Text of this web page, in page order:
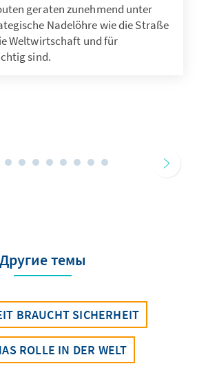
geraten zunehmend unter
Nadelöhre wie die Straße
Weltwirtschaft und für
sind.
Другие темы
BRAUCHT SICHERHEIT
ROLLE IN DER WELT